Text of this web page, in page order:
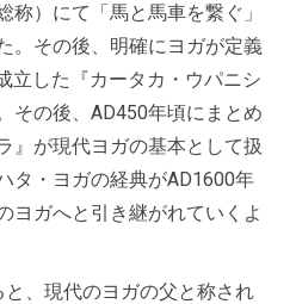
称）にて「馬と馬車を繋ぐ」
。その後、明確にヨガが定義
立した『カータカ・ウパニシ
その後、AD450年頃にまとめ
』が現代ヨガの基本として扱
タ・ヨガの経典がAD1600年
ヨガへと引き継がれていくよ
、現代のヨガの父と称され